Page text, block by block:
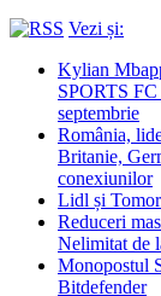
Vezi și:
Kylian
SPORTS
septembrie
România,
Britanie,
conexiunilor
Lidl și
Reduceri
Nelimitat de
Monopostul
Bitdefender